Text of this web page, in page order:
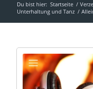
Du bist hier: Startseite /
Unterhaltung und Tanz /